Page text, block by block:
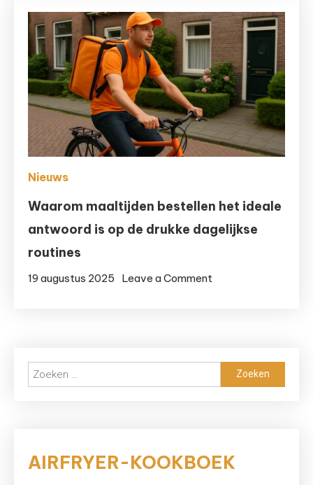
als
functioneel
ingrediënt
binnen
industriële
toepassingen
Nieuws
Waarom maaltijden bestellen het ideale
antwoord is op de drukke dagelijkse
routines
19 augustus 2025 Leave a Comment
ideale
antwoord
drukke
Zoeken
naar:
AIRFRYER-KOOKBOEK